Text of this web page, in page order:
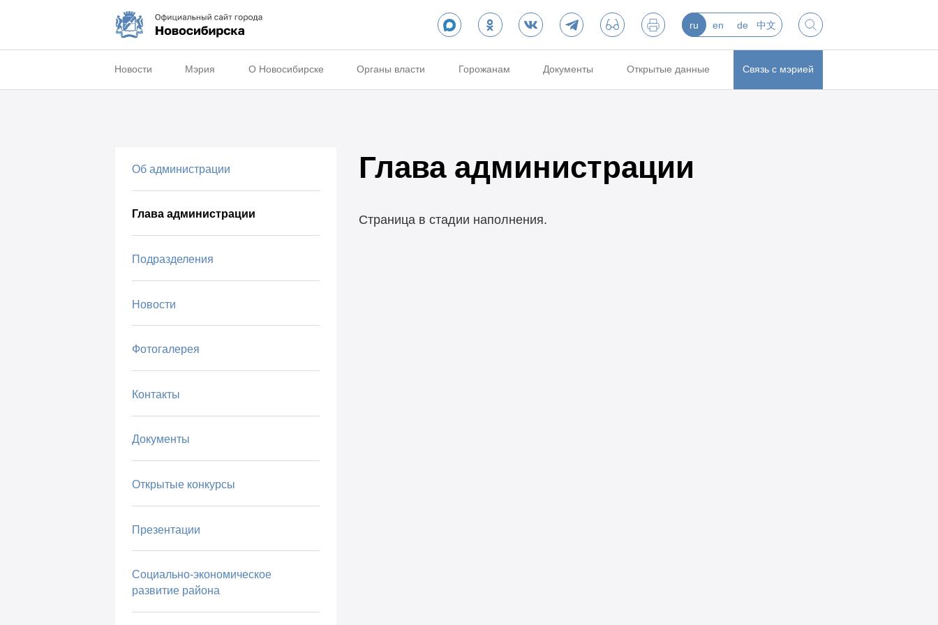
ru en de 中文
Новости Мэрия О Новосибирске Органы власти Горожанам Документы Открытые данные Связь с мэрией
Об администрации
Глава администрации
Подразделения
Новости
Фотогалерея
Контакты
Документы
Открытые конкурсы
Презентации
Социально-экономическое
развитие района
Глава администрации
Страница в стадии наполнения.